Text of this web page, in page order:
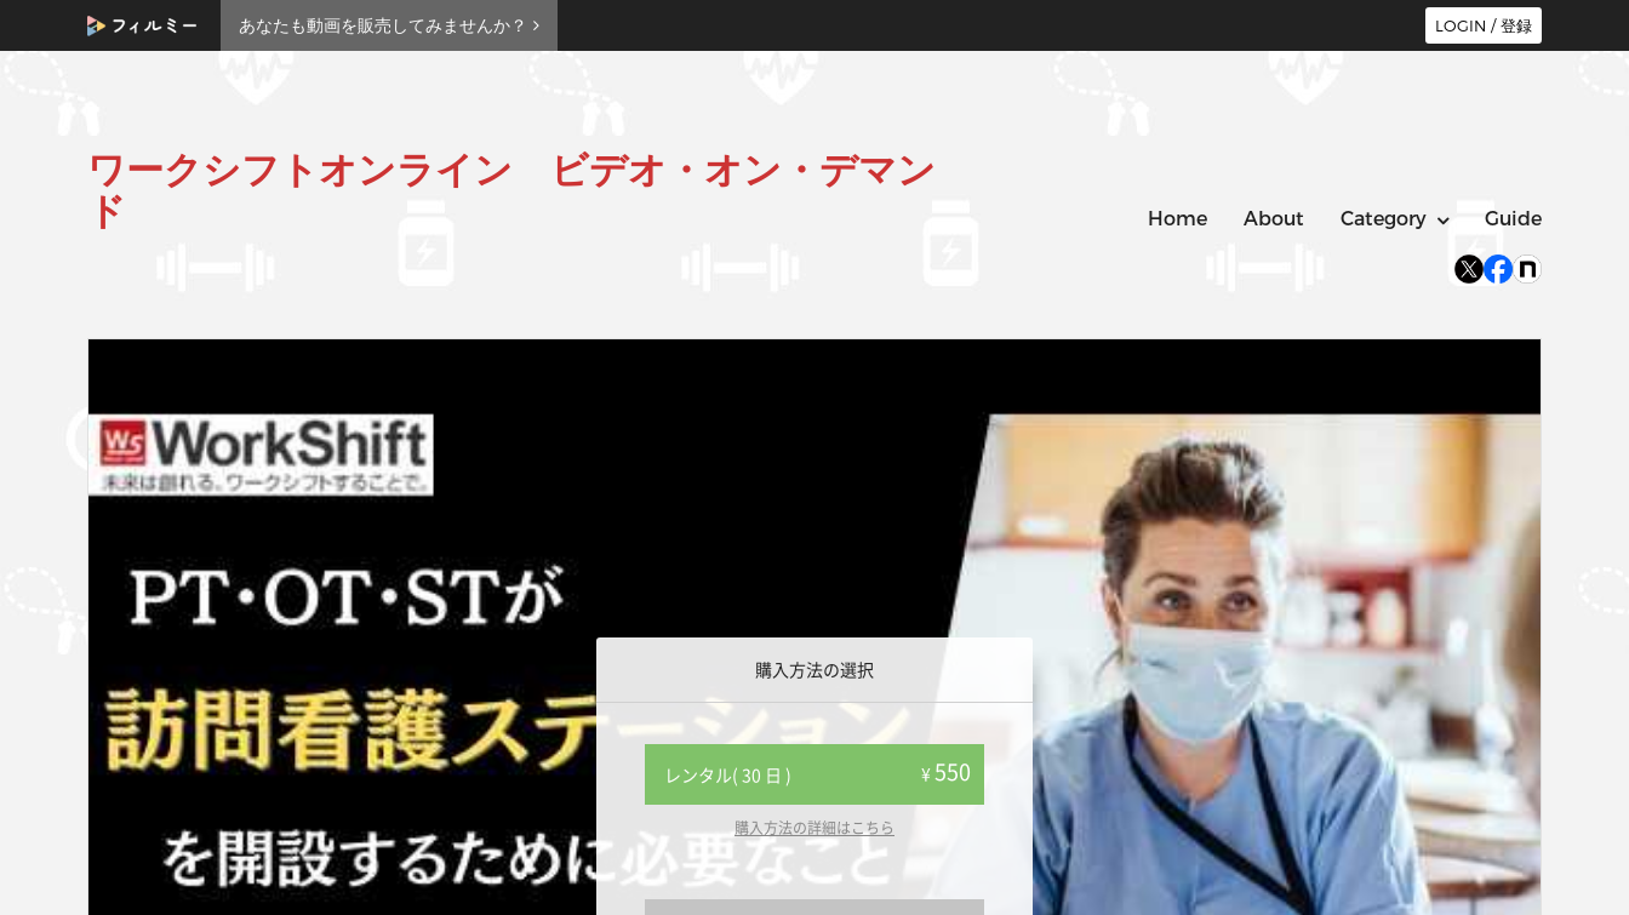
あなたも動画を販売してみませんか？ LOGIN / 登録
ワークシフトオンライン ビデオ・オン・デマン
ド
Home About Category Guide
購入方法の選択
レンタル( 30 日 ) ¥550
購入方法の詳細はこちら